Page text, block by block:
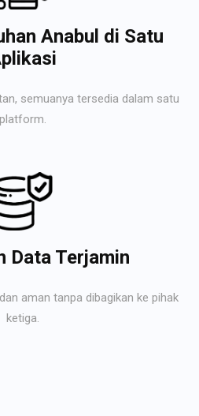
Anabul di Satu
semuanya tersedia dalam satu
platform.
Data Terjamin
aman tanpa dibagikan ke pihak
ketiga.